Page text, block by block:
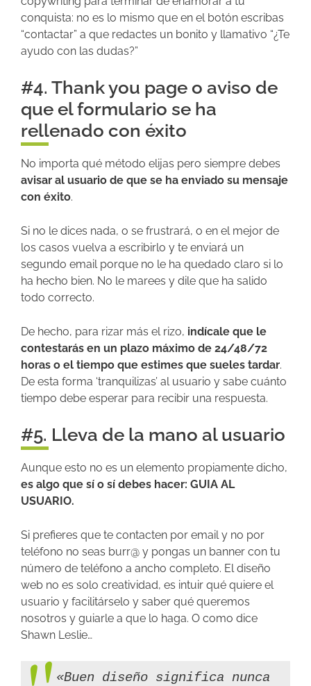
conquista: no es lo mismo que en el botón escribas
“contactar” a que redactes un bonito y llamativo “¿Te
ayudo con las dudas?”
#4. Thank you page o aviso de
que el formulario se ha
rellenado con éxito
No importa qué método elijas pero siempre debes
avisar al usuario de que se ha enviado su mensaje
con éxito.
Si no le dices nada, o se frustrará, o en el mejor de
los casos vuelva a escribirlo y te enviará un
segundo email porque no le ha quedado claro si lo
ha hecho bien. No le marees y dile que ha salido
todo correcto.
De hecho, para rizar más el rizo, indícale que le
contestarás en un plazo máximo de 24/48/72
horas o el tiempo que estimes que sueles tardar.
De esta forma ‘tranquilizas’ al usuario y sabe cuánto
tiempo debe esperar para recibir una respuesta.
#5. Lleva de la mano al usuario
Aunque esto no es un elemento propiamente dicho,
es algo que sí o sí debes hacer: GUIA AL
USUARIO.
Si prefieres que te contacten por email y no por
teléfono no seas burr@ y pongas un banner con tu
número de teléfono a ancho completo. El diseño
web no es solo creatividad, es intuir qué quiere el
usuario y facilitárselo y saber qué queremos
nosotros y guiarle a que lo haga. O como dice
Shawn Leslie…
«Buen diseño significa nunca